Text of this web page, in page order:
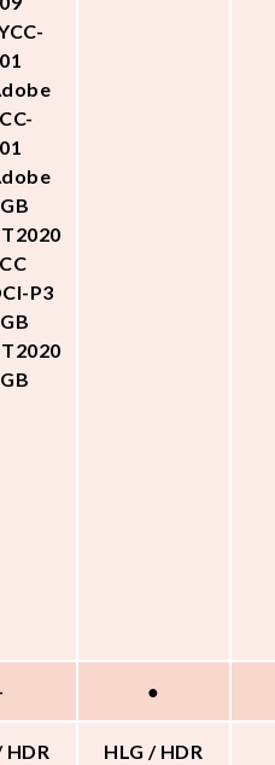
P3
●
HDR
HLG / HDR